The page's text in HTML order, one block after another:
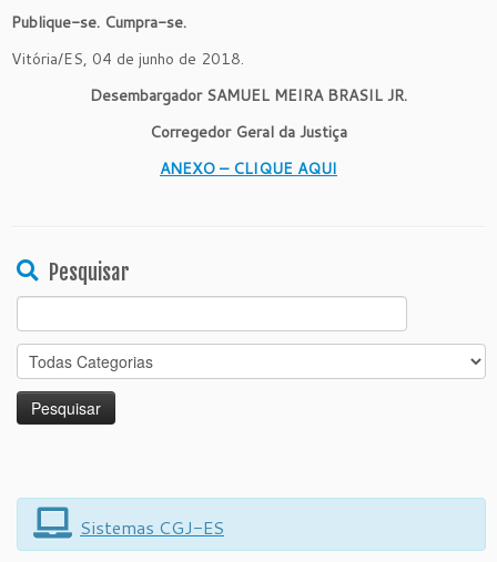
Publique-se. Cumpra-se.
Vitória/ES, 04 de junho de 2018.
Desembargador SAMUEL MEIRA BRASIL JR.
Corregedor Geral da Justiça
ANEXO – CLIQUE AQUI
Pesquisar
Search
for:
Sistemas CGJ-ES